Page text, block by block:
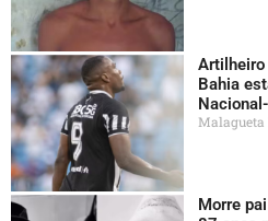
Artilheiro
Bahia
Morre